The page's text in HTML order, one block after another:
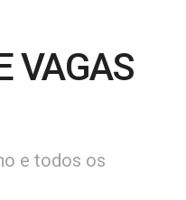
VAGAS
e todos os